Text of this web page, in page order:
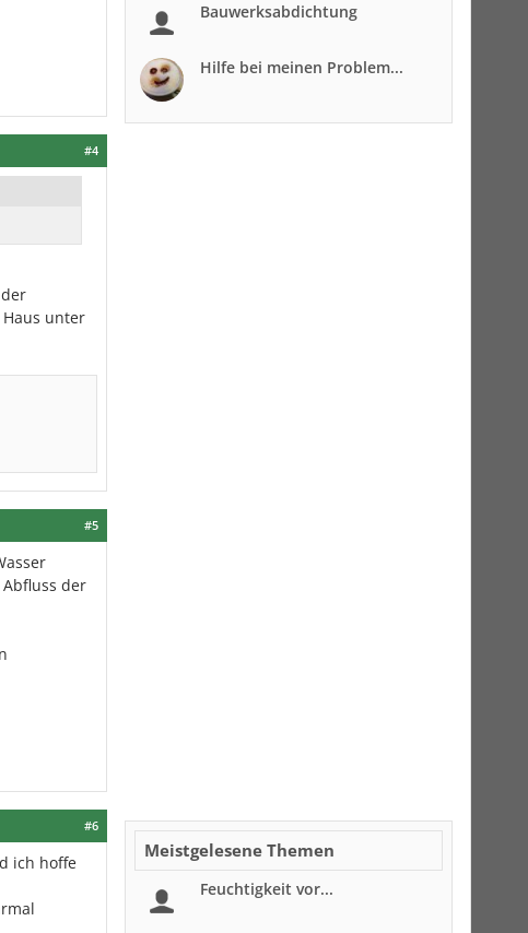
#4
unter
#5
der
#6
ich hoffe
Bauwerksabdichtung
Hilfe bei meinen Problem...
Meistgelesene Themen
Feuchtigkeit vor...